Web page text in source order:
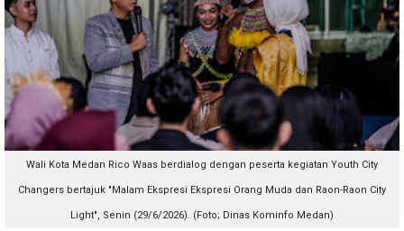
Wali Kota Medan Rico Waas berdialog dengan peserta kegiatan Youth City
Changers bertajuk "Malam Ekspresi Ekspresi Orang Muda dan Raon-Raon City
Light", Senin (29/6/2026). (Foto; Dinas Kominfo Medan)